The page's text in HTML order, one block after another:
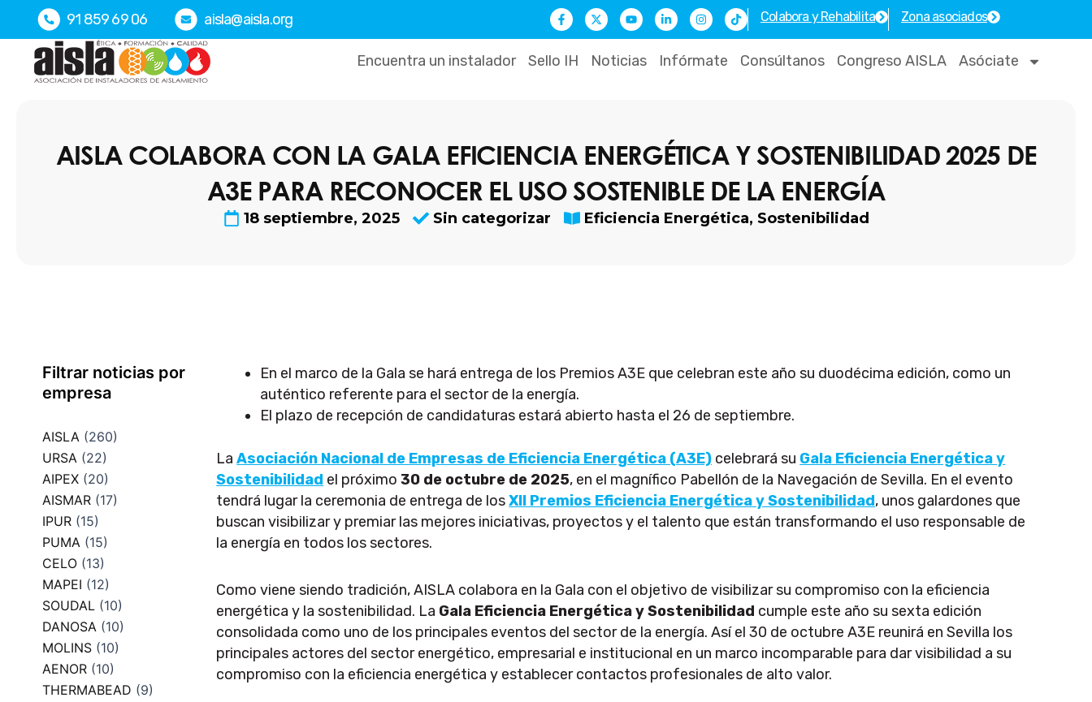
contenido
91 859 69 06 aisla@aisla.org
F
a
c
b
o
X
-
t
i
t
Y
o
u
u
b
L
i
n
e
d
I
n
s
a
g
T
i
k
o
Colabora y Rehabilita Zona asociados
Encuentra un instalador Sello IH Noticias Infórmate Consúltanos Congreso AISLA Asóciate
AISLA COLABORA CON LA GALA EFICIENCIA ENERGÉTICA Y SOSTENIBILIDAD 2025 DE
A3E PARA RECONOCER EL USO SOSTENIBLE DE LA ENERGÍA
18 septiembre, 2025 Sin categorizar Eficiencia Energética, Sostenibilidad
Filtrar noticias por
empresa
AISLA (260)
URSA (22)
AIPEX (20)
AISMAR (17)
IPUR (15)
PUMA (15)
CELO (13)
MAPEI (12)
SOUDAL (10)
DANOSA (10)
MOLINS (10)
AENOR (10)
THERMABEAD (9)
En el marco de la Gala se hará entrega de los Premios A3E que celebran este año su duodécima edición, como un
auténtico referente para el sector de la energía.
El plazo de recepción de candidaturas estará abierto hasta el 26 de septiembre.
LaAsociación Nacional de Empresas de Eficiencia Energética (A3E) celebrará su Gala Eficiencia Energética y
Sostenibilidad el próximo30 de octubre de 2025, en el magnífico Pabellón de la Navegación de Sevilla. En el evento
tendrá lugar la ceremonia de entrega de losXII Premios Eficiencia Energética y Sostenibilidad, unos galardones que
buscan visibilizar y premiar las mejores iniciativas, proyectos y el talento que están transformando el uso responsable de
la energía en todos los sectores.
Como viene siendo tradición, AISLA colabora en la Gala con el objetivo de visibilizar su compromiso con la eficiencia
energética y la sostenibilidad. La Gala Eficiencia Energética y Sostenibilidad cumple este año su sexta edición
consolidada como uno de los principales eventos del sector de la energía. Así el 30 de octubre A3E reunirá en Sevilla los
principales actores del sector energético, empresarial e institucional en un marco incomparable para dar visibilidad a su
compromiso con la eficiencia energética y establecer contactos profesionales de alto valor.